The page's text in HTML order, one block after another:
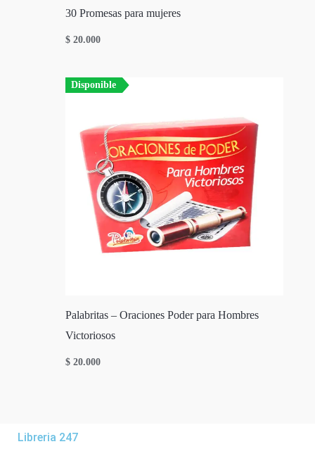
30 Promesas para mujeres
$ 20.000
Disponible
Palabritas – Oraciones Poder para Hombres
Victoriosos
$ 20.000
Libreria 247